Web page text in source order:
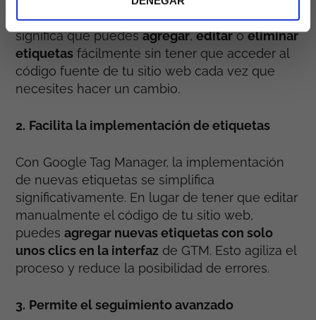
tus etiquetas en una sola interfaz. Esto
significa que puedesagregar,editaroeliminar
etiquetas fácilmente sin tener que acceder al
código fuente de tu sitio web cada vez que
necesites hacer un cambio.
2. Facilita la implementación de etiquetas
Con Google Tag Manager, la implementación
de nuevas etiquetas se simplifica
significativamente. En lugar de tener que editar
manualmente el código de tu sitio web,
puedesagregar nuevas etiquetas con solo
unos clics en la interfaz de GTM. Esto agiliza el
proceso y reduce la posibilidad de errores.
3. Permite el seguimiento avanzado